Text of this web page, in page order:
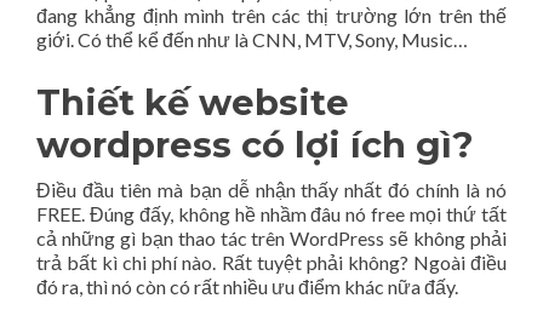
đang khẳng định mình trên các thị trường lớn trên thế
giới. Có thể kể đến như là CNN, MTV, Sony, Music…
Thiết kế website
wordpress có lợi ích gì?
Điều đầu tiên mà bạn dễ nhận thấy nhất đó chính là nó
FREE. Đúng đấy, không hề nhầm đâu nó free mọi thứ tất
cả những gì bạn thao tác trên WordPress sẽ không phải
trả bất kì chi phí nào. Rất tuyệt phải không? Ngoài điều
đó ra, thì nó còn có rất nhiều ưu điểm khác nữa đấy.